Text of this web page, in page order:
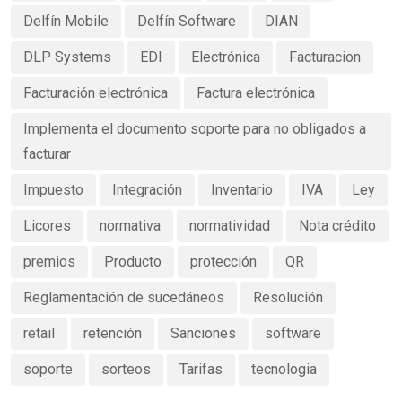
Delfín Mobile Delfín Software DIAN
DLP Systems EDI Electrónica Facturacion
Facturación electrónica Factura electrónica
Implementa el documento soporte para no obligados a
facturar
Impuesto Integración Inventario IVA Ley
Licores normativa normatividad Nota crédito
premios Producto protección QR
Reglamentación de sucedáneos Resolución
retail retención Sanciones software
soporte sorteos Tarifas tecnologia